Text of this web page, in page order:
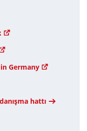
Germany
hattı